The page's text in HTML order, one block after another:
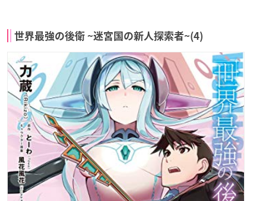
世界最強の後衛 ~迷宮国の新人探索者~(4)